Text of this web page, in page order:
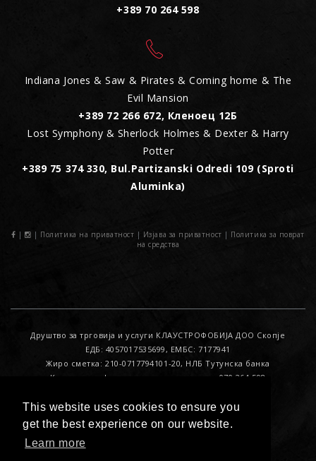
This website uses cookies to ensure you
get the best experience on our website.
Learn more
+389 70 264 598
Indiana Jones & Saw & Pirates & Coming home & The
Evil Mansion
+389 72 266 672, Кленоец 12Б
Lost Symphony & Sherlock Holmes & Dexter & Harry
Potter
+389 75 374 330, Bul.Partizanski Odredi 109 (Sproti
Aluminka)
| | Политика на приватност | Изјава за приватност | Политика за поврат
на средства
Друштво за трговија и услуги КЛАУСТРОФОБИЈА ДОО Скопје
ЕДБ: 4057017535699, ЕМБС: 7177941
Жиро сметка: 210-0717794101-20, НЛБ Тутунска банка
Контакт за офицер за лични податоци : 070 264 598
© 2017. All Rights Reserved. Developed by